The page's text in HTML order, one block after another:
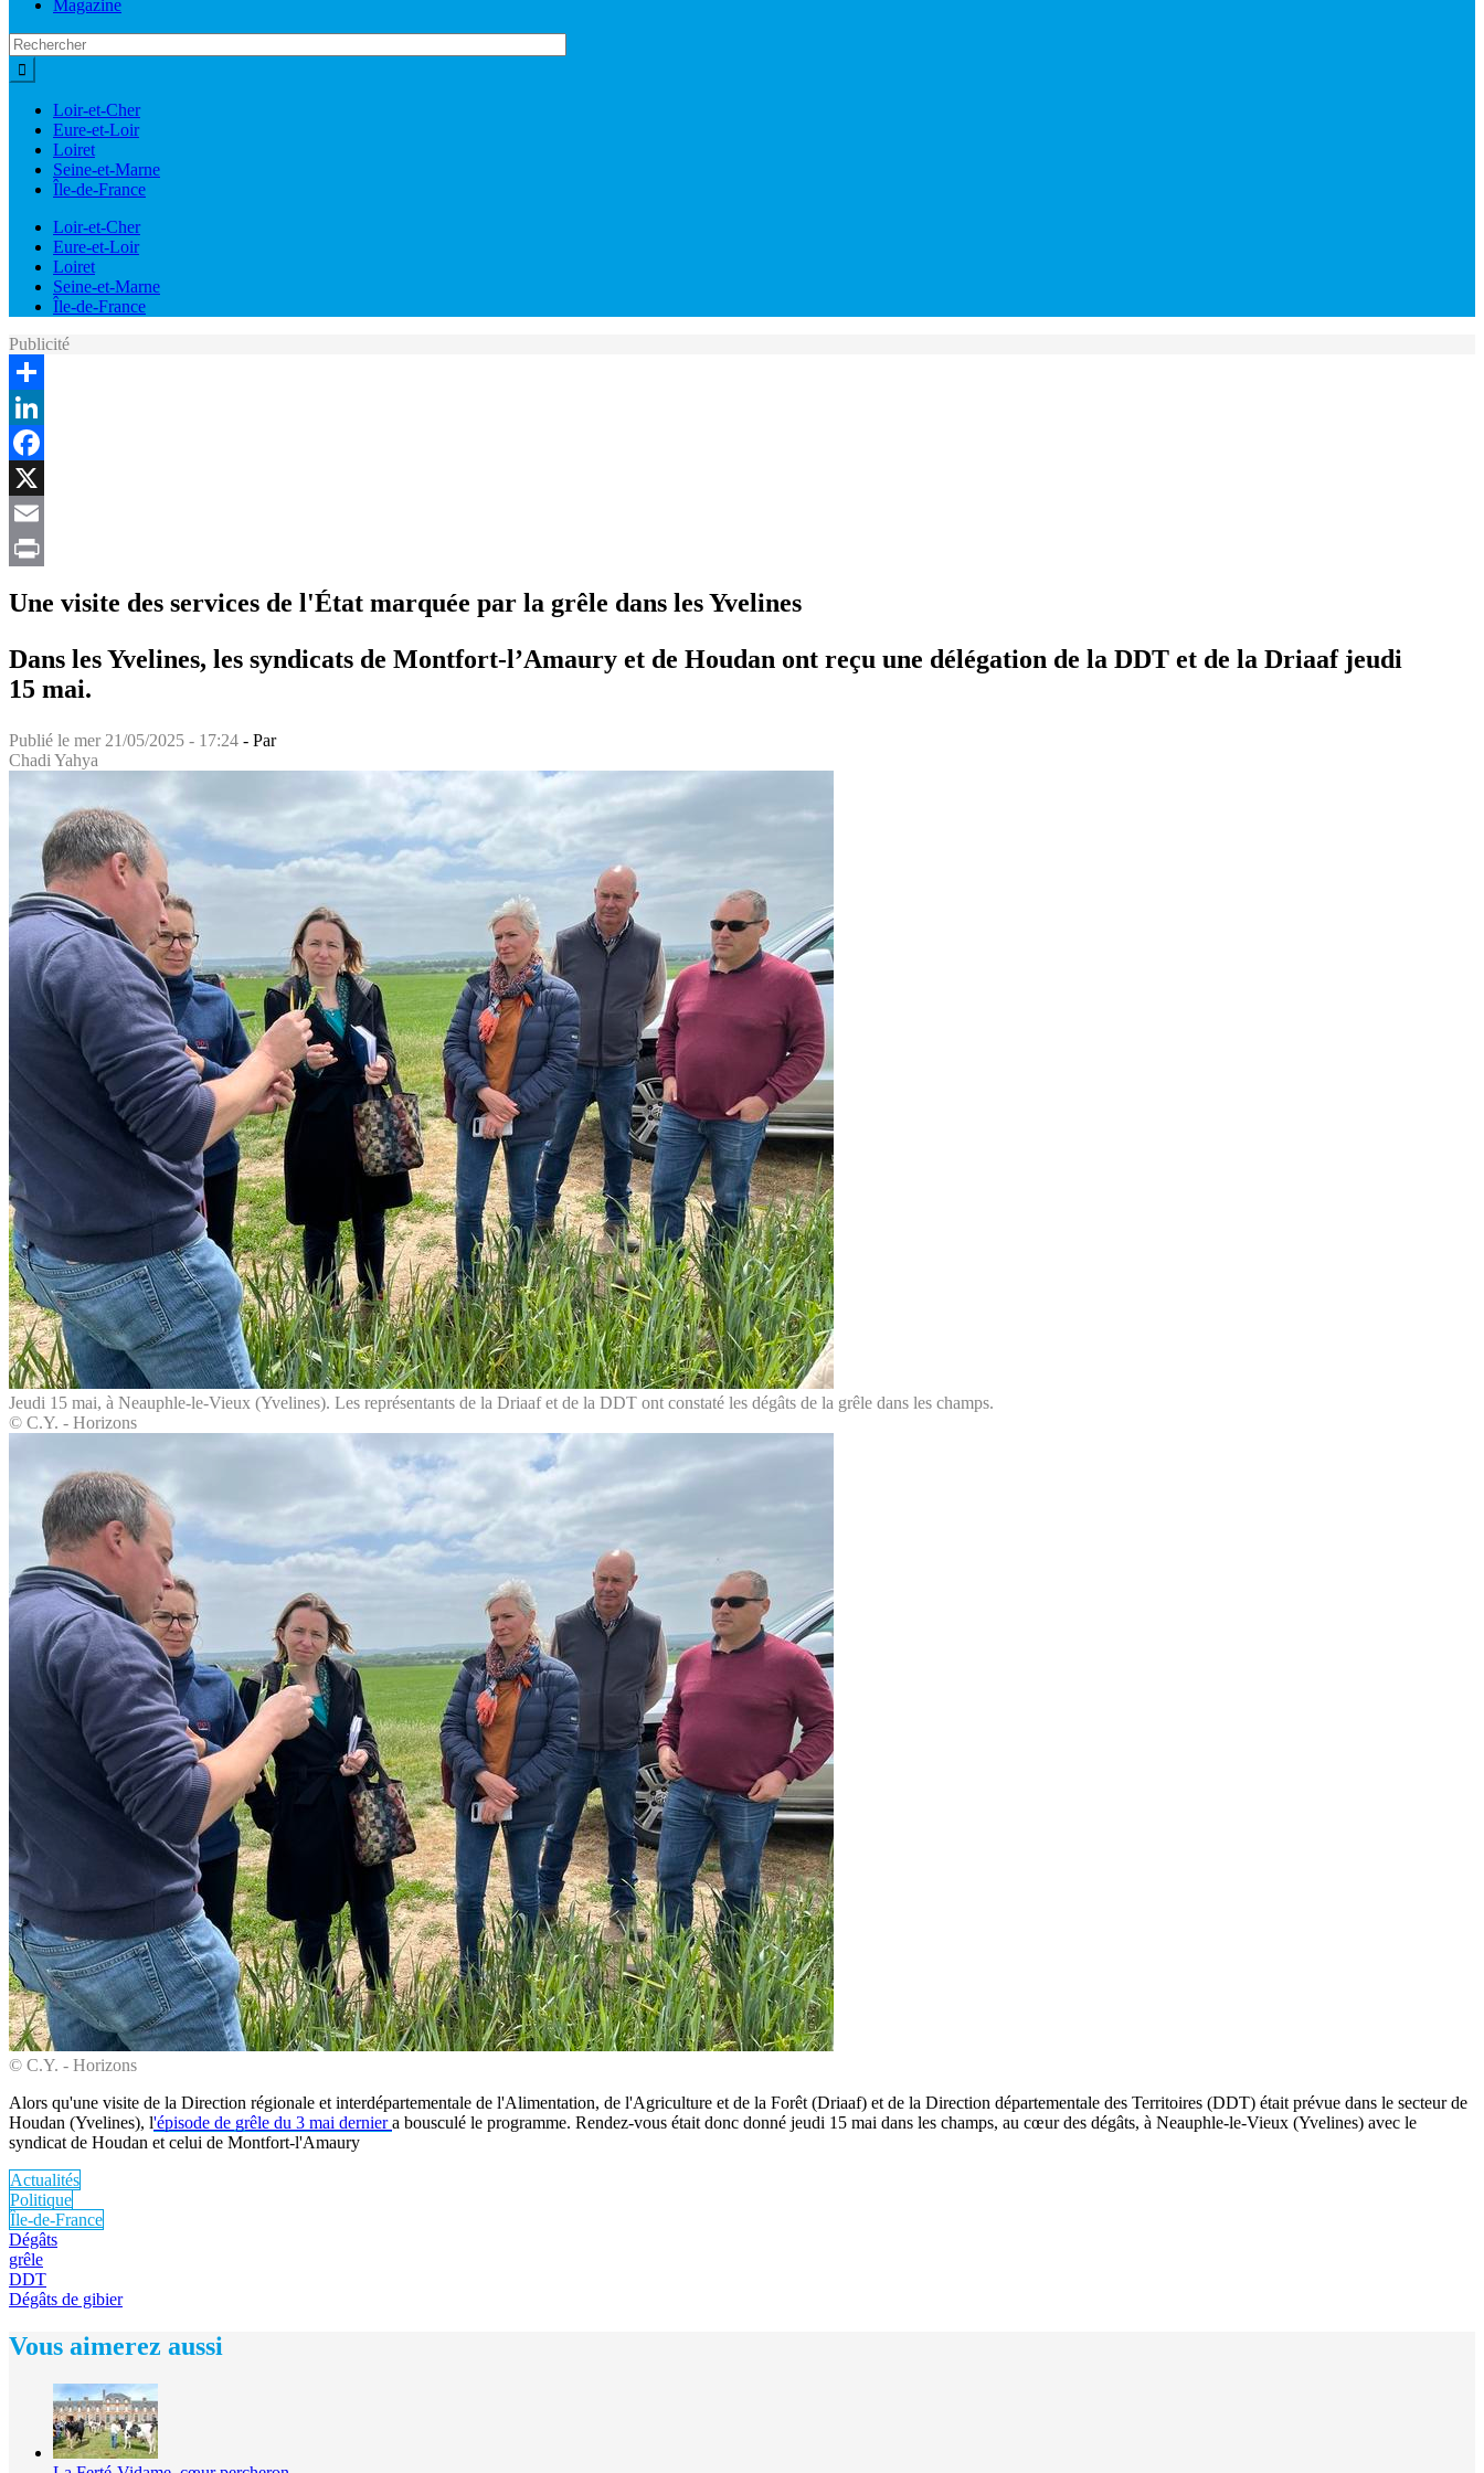
Magazine
Loir-et-Cher
Eure-et-Loir
Loiret
Seine-et-Marne
Île-de-France
Loir-et-Cher
Eure-et-Loir
Loiret
Seine-et-Marne
Île-de-France
Publicité
Share
LinkedIn
Facebook
X
Email
Une visite des services de l'État marquée par la grêle dans les Yvelines
Dans les Yvelines, les syndicats de Montfort-l’Amaury et de Houdan ont reçu une délégation de la DDT et de la Driaaf jeudi
15 mai.
Publié le mer 21/05/2025 - 17:24 - Par
Chadi Yahya
Jeudi 15 mai, à Neauphle-le-Vieux (Yvelines). Les représentants de la Driaaf et de la DDT ont constaté les dégâts de la grêle dans les champs.
© C.Y. - Horizons
© C.Y. - Horizons
Alors qu'une visite de la Direction régionale et interdépartementale de l'Alimentation, de l'Agriculture et de la Forêt (Driaaf) et de la Direction départementale des Territoires (DDT) était prévue dans le secteur de
Houdan (Yvelines), l'épisode de grêle du 3 mai derniera bousculé le programme. Rendez-vous était donc donné jeudi 15 mai dans les champs, au cœur des dégâts, à Neauphle-le-Vieux (Yvelines) avec le
syndicat de Houdan et celui de Montfort-l'Amaury
Actualités
Politique
Île-de-France
Dégâts
grêle
DDT
Dégâts de gibier
Vous aimerez aussi